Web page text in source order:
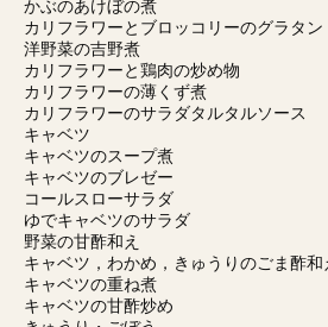
かぶのあけぼの煮
カリフラワーとブロッコリーのグラタン
洋野菜の吉野煮
カリフラワーと鶏肉の炒め物
カリフラワーの薄くず煮
カリフラワーのサラダタルタルソース
キャベツ
キャベツのスープ煮
キャベツのブレゼー
コールスローサラダ
ゆでキャベツのサラダ
野菜の甘酢和え
キャベツ，わかめ，きゅうりのごま酢和
キャベツの重ね煮
キャベツの甘酢炒め